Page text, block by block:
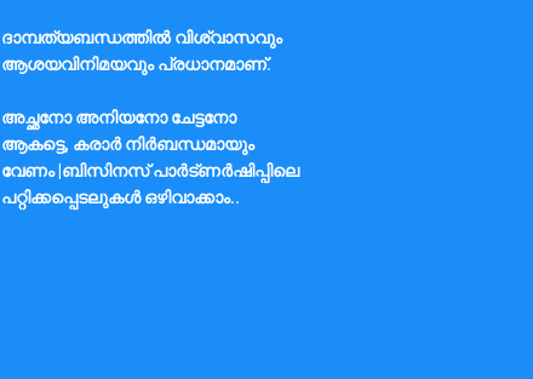
ദാമ്പത്യബന്ധത്തിൽ വിശ്വാസവും
ആശയവിനിമയവും പ്രധാനമാണ്.
അച്ഛനോ അനിയനോ ചേട്ടനോ
ആകട്ടെ, കരാർ നിർബന്ധമായും
വേണം |ബിസിനസ് പാർട്ണർഷിപ്പിലെ
പറ്റിക്കപ്പെടലുകൾ ഒഴിവാക്കാം..